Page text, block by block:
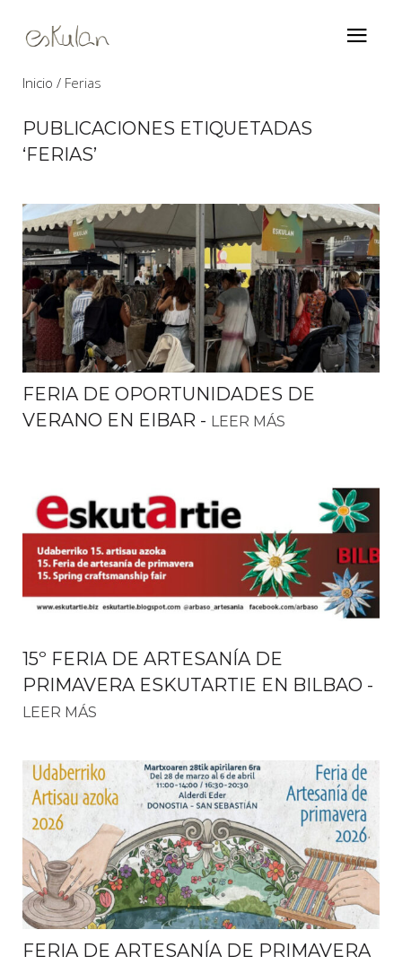
Inicio Ferias
PUBLICACIONES ETIQUETADAS
‘FERIAS’
FERIA DE OPORTUNIDADES DE
VERANO EN EIBAR - LEER MÁS
15º FERIA DE ARTESANÍA DE
PRIMAVERA ESKUTARTIE EN BILBAO -
LEER MÁS
FERIA DE ARTESANÍA DE PRIMAVERA